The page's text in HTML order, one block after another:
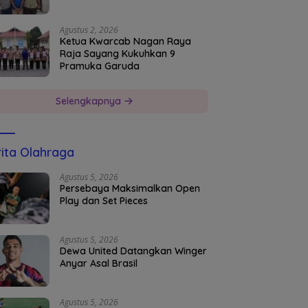
Agustus 2, 2026
Ketua Kwarcab Nagan Raya
Raja Sayang Kukuhkan 9
Pramuka Garuda
Selengkapnya
Olahraga
Agustus 5, 2026
Persebaya Maksimalkan Open
Play dan Set Pieces
Agustus 5, 2026
Dewa United Datangkan Winger
Anyar Asal Brasil
Agustus 5, 2026